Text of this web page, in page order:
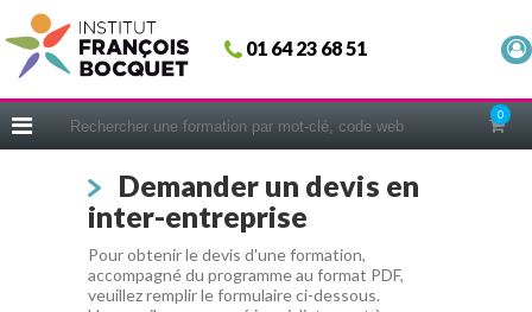
01 64 23 68 51
0
Fermer
ACCUEIL
CERIFICATIONS
INTRAS | SUR-MESURE
COACHING
EN PRATIQUE
Demander un devis en
inter-entreprise
Pour obtenir le devis d'une formation,
accompagné du programme au format PDF,
veuillez remplir le formulaire ci-dessous.